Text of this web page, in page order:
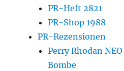
PR-Heft 2821
PR-Shop 1988
PR-Rezensionen
Perry Rhodan
Bombe